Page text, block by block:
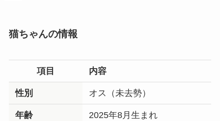
猫ちゃんの情報
項目 内容
性別 オス（未去勢）
年齢 2025年8月生まれ